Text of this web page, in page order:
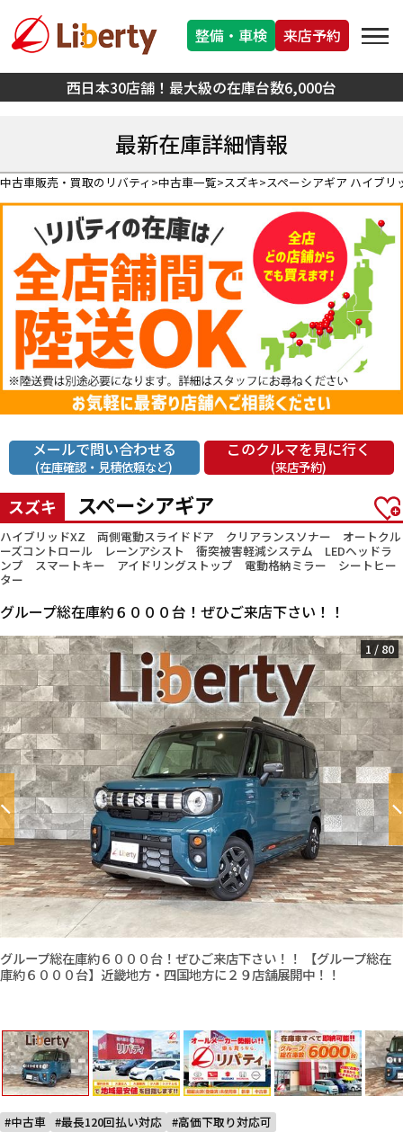
西日本30店舗！最大級の在庫台数6,000台
整備・車検 来店予約
最新在庫詳細情報
中古車販売・買取のリバティ 中古車一覧 スズキ スペーシアギア ハイブリ
メールで問い合わせる
(在庫確認・見積依頼など)
このクルマを見に行く
(来店予約)
スズキ スペーシアギア
ハイブリッドXZ 両側電動スライドドア クリアランスソナー オートクル
ーズコントロール レーンアシスト 衝突被害軽減システム LEDヘッドラ
ンプ スマートキー アイドリングストップ 電動格納ミラー シートヒー
ター
グループ総在庫約６０００台！ぜひご来店下さい！！
グループ総在庫約６０００台！ぜひご来店下さい！！ 【グループ総在
庫約６０００台】近畿地方・四国地方に２９店舗展開中！！
1 / 80
中古車 最長120回払い対応
高価下取り対応可